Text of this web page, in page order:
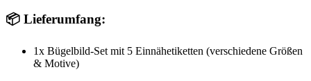
📦 Lieferumfang:
1x Bügelbild-Set mit 5 Einnähetiketten (verschiedene Größen
& Motive)